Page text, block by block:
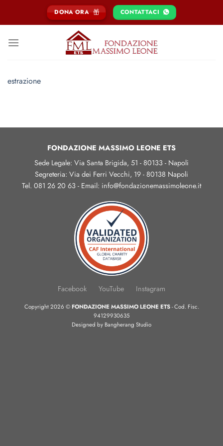
DONA ORA CONTATTACI
estrazione
FONDAZIONE MASSIMO LEONE ETS
Sede Legale: Via Santa Brigida, 51 - 80133 - Napoli
Segreteria: Via dei Ferri Vecchi, 19 - 80138 Napoli
Tel. 081 26 20 63 - Email: info@fondazionemassimoleone.it
Facebook YouTube Instagram
Copyright 2026 © FONDAZIONE MASSIMO LEONE ETS- Cod. Fisc.
94129930635
Designed by Bangherang Studio